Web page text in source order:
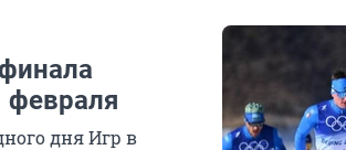
февраля
дня Игр в